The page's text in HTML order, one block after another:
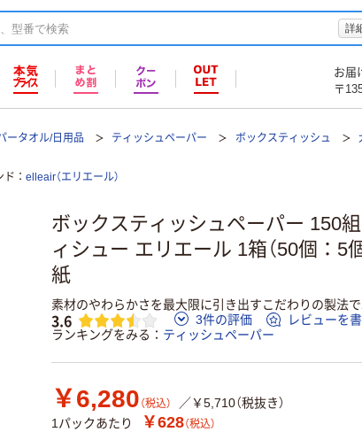
詳
お届
〒
ータオル/日用品 ティッシュペーパー ボックスティッシュ
ド elleair（エリエール）
ボックスティッシュペーパー 150
ィシュー エリエール 1箱（50個：5
紙
素材のやわらかさを最大限に引き出すこだわりの製法で
3.6 3件の評価
レビューを書
ランキングをみる
ティッシュペーパー
￥6,280 （税込）
／￥5,710（税抜き）
1パックあたり
￥628（税込）